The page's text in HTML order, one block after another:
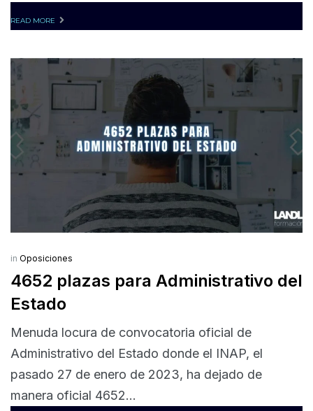
READ MORE
in Oposiciones
4652 plazas para Administrativo del
Estado
Menuda locura de convocatoria oficial de
Administrativo del Estado donde el INAP, el
pasado 27 de enero de 2023, ha dejado de
manera oficial 4652...